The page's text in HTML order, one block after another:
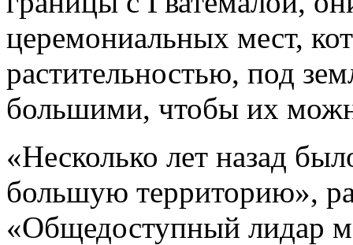
церемониальных мест,
растительностью, под
большими, чтобы их
«Несколько лет назад
большую территорию»,
«Общедоступный лидар